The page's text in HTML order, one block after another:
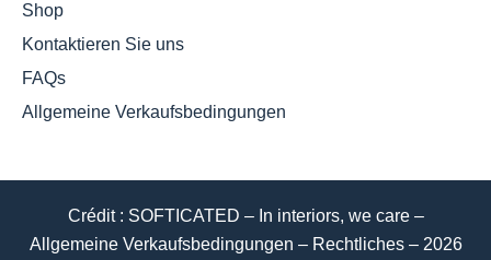
Shop
Kontaktieren Sie uns
FAQs
Allgemeine Verkaufsbedingungen
Crédit : SOFTICATED – In interiors, we care –
Allgemeine Verkaufsbedingungen – Rechtliches– 2026